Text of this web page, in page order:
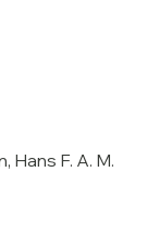
Hans F. A. M.